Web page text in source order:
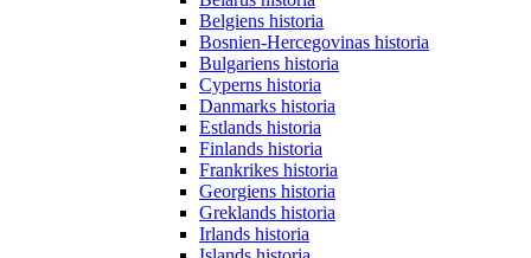
Belgiens historia
Bosnien-Hercegovinas historia
Bulgariens historia
Cyperns historia
Danmarks historia
Estlands historia
Finlands historia
Frankrikes historia
Georgiens historia
Greklands historia
Irlands historia